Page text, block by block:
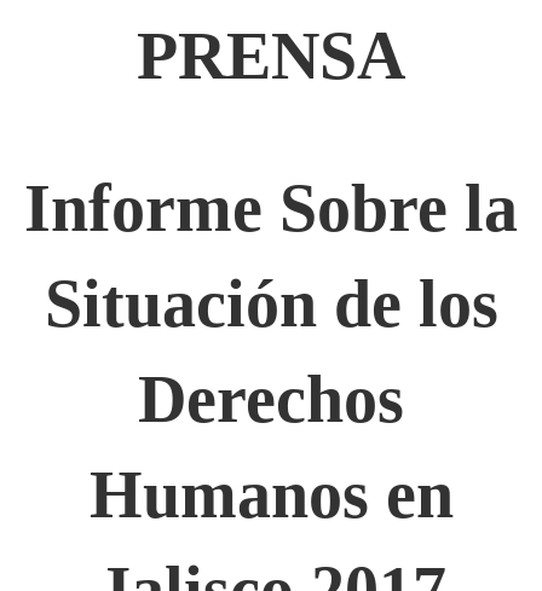
PRENSA
Informe Sobre la
Situación de los
Derechos
Humanos en